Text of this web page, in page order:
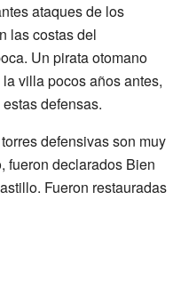
ataques de los
las costas del
Un pirata otomano
villa pocos años antes,
defensas.
defensivas son muy
fueron declarados Bien
Fueron restauradas